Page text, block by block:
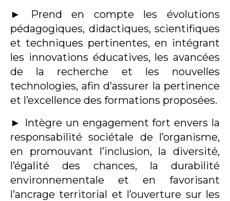
► Prend en compte les évolutions
pédagogiques, didactiques, scientifiques
et techniques pertinentes, en intégrant
les innovations éducatives, les avancées
de la recherche et les nouvelles
technologies, afin d’assurer la pertinence
et l’excellence des formations proposées.
► Intègre un engagement fort envers la
responsabilité sociétale de l’organisme,
en promouvant l’inclusion, la diversité,
l’égalité des chances, la durabilité
environnementale et en favorisant
l’ancrage territorial et l’ouverture sur les